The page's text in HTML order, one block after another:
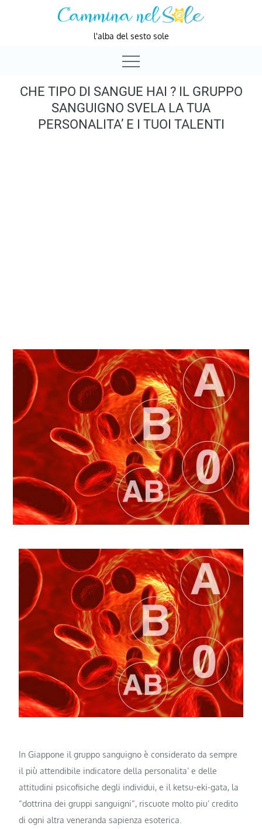
l'alba del sesto sole
CHE TIPO DI SANGUE HAI ? IL GRUPPO
SANGUIGNO SVELA LA TUA
PERSONALITA’ E I TUOI TALENTI
In Giappone il gruppo sanguigno è considerato da sempre
il più attendibile indicatore della personalita’ e delle
attitudini psicofisiche degli individui, e il ketsu-eki-gata, la
“dottrina dei gruppi sanguigni“, riscuote molto piu’ credito
di ogni altra veneranda sapienza esoterica.